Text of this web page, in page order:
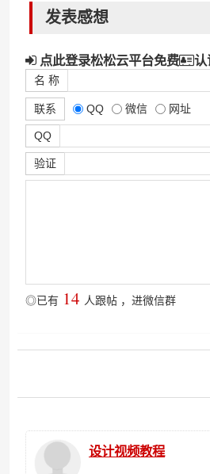
发表感想
点此登录松松云平台免费 认
名 称
联系 QQ 微信 网址
QQ
验证
◎已有 14 人跟帖 ， 进微信群
设计视频教程